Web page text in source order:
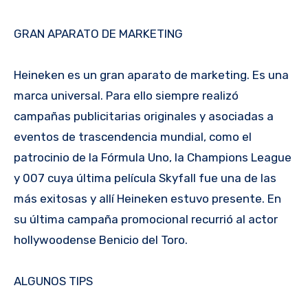
GRAN APARATO DE MARKETING
Heineken es un gran aparato de marketing. Es una
marca universal. Para ello siempre realizó
campañas publicitarias originales y asociadas a
eventos de trascendencia mundial, como el
patrocinio de la Fórmula Uno, la Champions League
y 007 cuya última película Skyfall fue una de las
más exitosas y allí Heineken estuvo presente. En
su última campaña promocional recurrió al actor
hollywoodense Benicio del Toro.
ALGUNOS TIPS